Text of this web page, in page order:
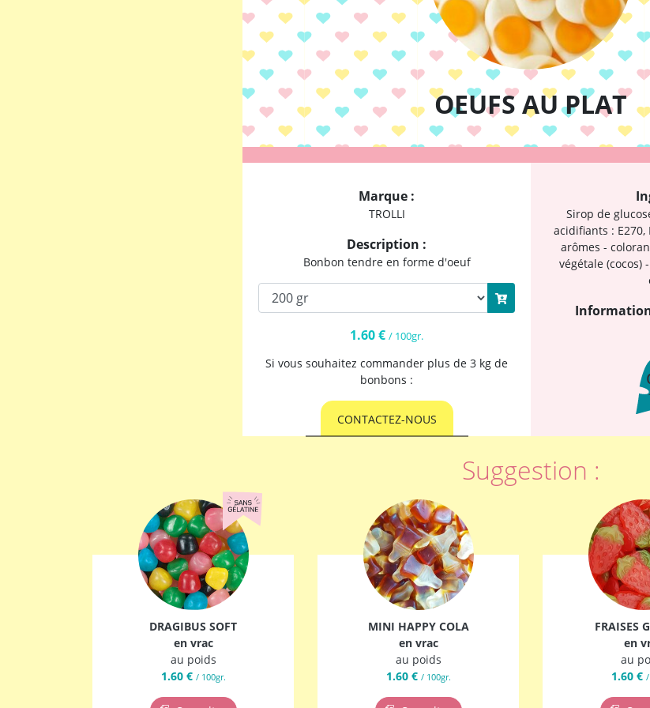
OEUFS AU PLAT
Marque :
TROLLI
Description :
Bonbon tendre en forme d'oeuf
1.60 € / 100gr.
Si vous souhaitez commander plus de 3 kg de
bonbons :
CONTACTEZ-NOUS
Sirop de
acidifiants : E270,
arômes -
végétale (cocos)
Suggestion :
DRAGIBUS SOFT
en vrac
au poids
1.60 € / 100gr.
MINI HAPPY COLA
en vrac
au poids
1.60 € / 100gr.
FRAISES
en
au
1.60 €